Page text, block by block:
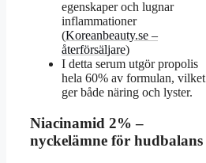
egenskaper och lugnar
inflammationer
(Koreanbeauty.se –
återförsäljare)
I detta serum utgör propolis
hela 60% av formulan, vilket
ger både näring och lyster.
Niacinamid 2% –
nyckelämne för hudbalans